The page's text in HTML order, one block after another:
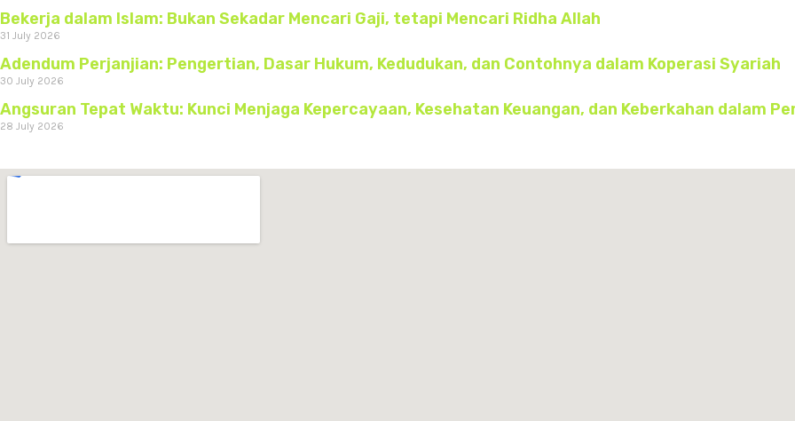
Bekerja dalam Islam: Bukan Sekadar Mencari Gaji, tetapi Mencari Ridha Allah
31 July 2026
Adendum Perjanjian: Pengertian, Dasar Hukum, Kedudukan, dan Contohnya dalam Koperasi Syariah
30 July 2026
Angsuran Tepat Waktu: Kunci Menjaga Kepercayaan, Kesehatan Keuangan, dan Keberkahan dalam
28 July 2026